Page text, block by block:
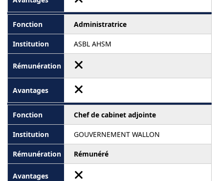
Administratrice
ASBL AHSM
Chef de cabinet adjointe
GOUVERNEMENT WALLON
Rémunéré